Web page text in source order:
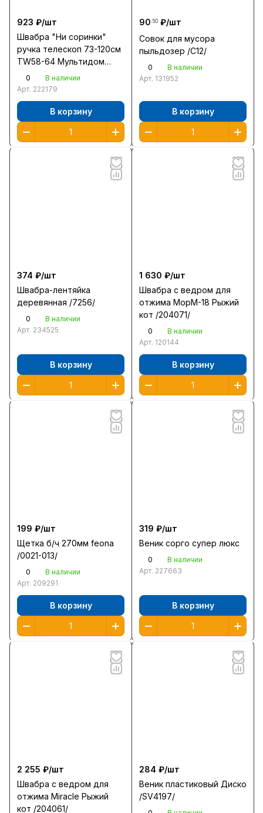
923 ₽/шт
Швабра "Ни соринки"
ручка телескоп 73-120см
TW58-64 Мультидом
/43298/
0
В наличии
Арт. 222179
В корзину
90.50 ₽/шт
Совок для мусора
пыльдозер /С12/
0
В наличии
Арт. 131952
В корзину
374 ₽/шт
Швабра-лентяйка
деревянная /7256/
0
В наличии
Арт. 234525
В корзину
1 630 ₽/шт
Швабра с ведром для
отжима MopM-18 Рыжий
кот /204071/
0
В наличии
Арт. 120144
В корзину
199 ₽/шт
Щетка б/ч 270мм feona
/0021-013/
0
В наличии
Арт. 209291
В корзину
319 ₽/шт
Веник сорго супер люкс
0
В наличии
Арт. 227663
В корзину
2 255 ₽/шт
Швабра с ведром для
отжима Miracle Рыжий
кот /204061/
284 ₽/шт
Веник пластиковый Диско
/SV4197/